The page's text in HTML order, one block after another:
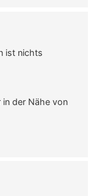
ist nichts
in der Nähe von